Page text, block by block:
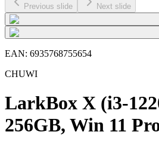
Previous slide Next slide
EAN: 6935768755654
CHUWI
LarkBox X (i3-
256GB, Win 11